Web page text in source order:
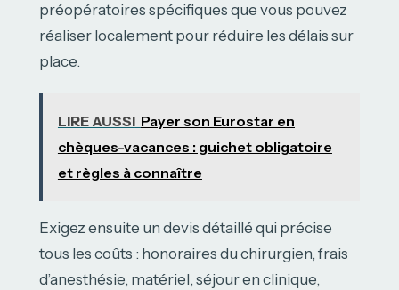
préopératoires spécifiques que vous pouvez
réaliser localement pour réduire les délais sur
place.
LIRE AUSSI Payer son Eurostar en
chèques-vacances : guichet obligatoire
et règles à connaître
Exigez ensuite un devis détaillé qui précise
tous les coûts : honoraires du chirurgien, frais
d’anesthésie, matériel, séjour en clinique,